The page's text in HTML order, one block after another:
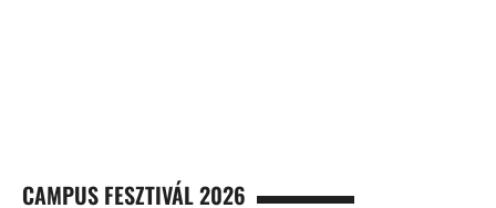
CAMPUS FESZTIVÁL 2026